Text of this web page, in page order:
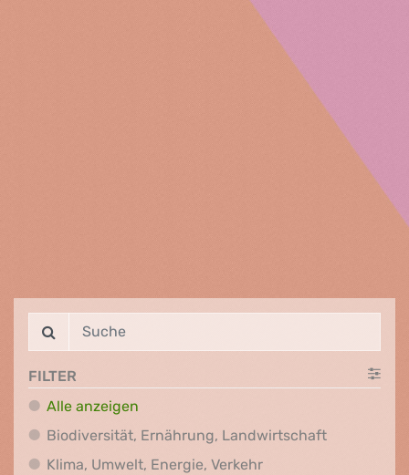
FILTER
Alle anzeigen
Biodiversität, Ernährung, Landwirtschaft
Klima, Umwelt, Energie, VerkehrKlima, Umwelt,